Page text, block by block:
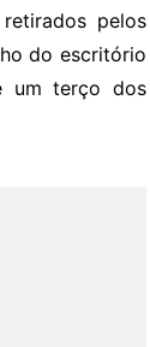
pelos
do escritório
um terço dos